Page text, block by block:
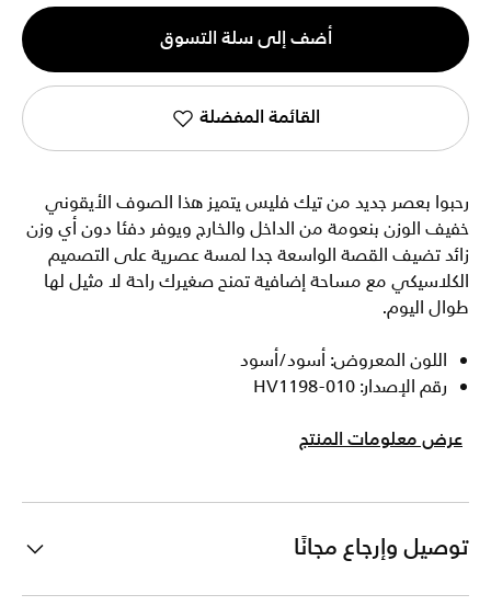
الكمية
1
أضف إلى سلة التسوق
القائمة المفضلة
رحبوا بعصر جديد من تيك فليس يتميز هذا الصوف الأيقوني
خفيف الوزن بنعومة من الداخل والخارج ويوفر دفئا دون أي وزن
زائد تضيف القصة الواسعة جدا لمسة عصرية على التصميم
الكلاسيكي مع مساحة إضافية تمنح صغيرك راحة لا مثيل لها
طوال اليوم.
اللون المعروض: أسود/أسود
رقم الإصدار: HV1198-010
عرض معلومات المنتج
توصيل وإرجاع مجانًا